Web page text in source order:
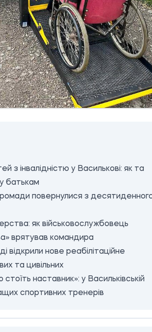
з інвалідністю у Василькові: як та
батькам
повернулися з
як військовослужбовець
врятував командира
відкрили нове реабілітаційне
та цивільних
наставник»: у Васильківській
спортивних тренерів